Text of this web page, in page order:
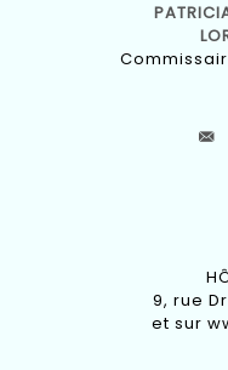
9, rue
et sur